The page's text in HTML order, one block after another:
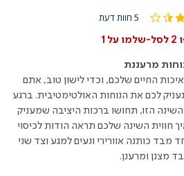
3.4
rating
5 חוות דעת
1
מרעננת
החיים שלכם, וכדי לישון טוב, אתם
לכם את הנוחות האולטימטיבית. ברגע
הזו, תחושו ברכות היציבה שמעניק
חווית השינה שלכם תראה הודות לכיסוי
כותנה אוורירי ונעים למגע וצד שני
מצנן ומרענן.